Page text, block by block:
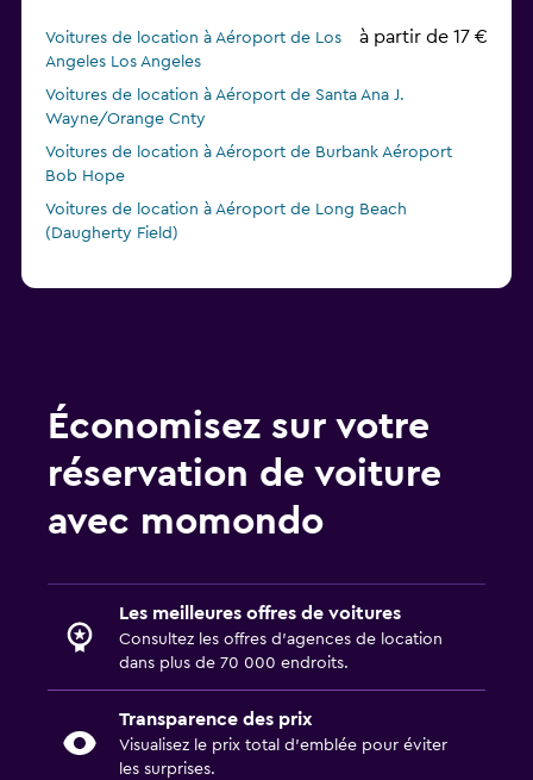
Voitures de location à Aéroport de Los
Angeles Los Angeles
à partir de 17 €
Voitures de location à Aéroport de Santa Ana J.
Wayne/Orange Cnty
Voitures de location à Aéroport de Burbank Aéroport
Bob Hope
Voitures de location à Aéroport de Long Beach
(Daugherty Field)
Économisez sur votre
réservation de voiture
avec momondo
Les meilleures offres de voitures
Consultez les offres d’agences de location
dans plus de 70 000 endroits.
Transparence des prix
Visualisez le prix total d’emblée pour éviter
les surprises.